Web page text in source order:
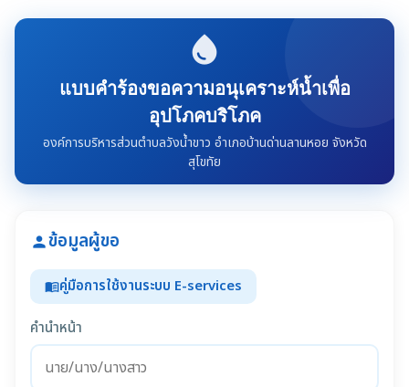
water_drop
แบบคำร้องขอความอนุเคราะห์น้ำเพื่อ
อุปโภคบริโภค
องค์การบริหารส่วนตำบลวังน้ำขาว อำเภอบ้านด่านลานหอย จังหวัด
สุโขทัย
personข้อมูลผู้ขอ
menu_bookคู่มือการใช้งานระบบ E-services
คำนำหน้า